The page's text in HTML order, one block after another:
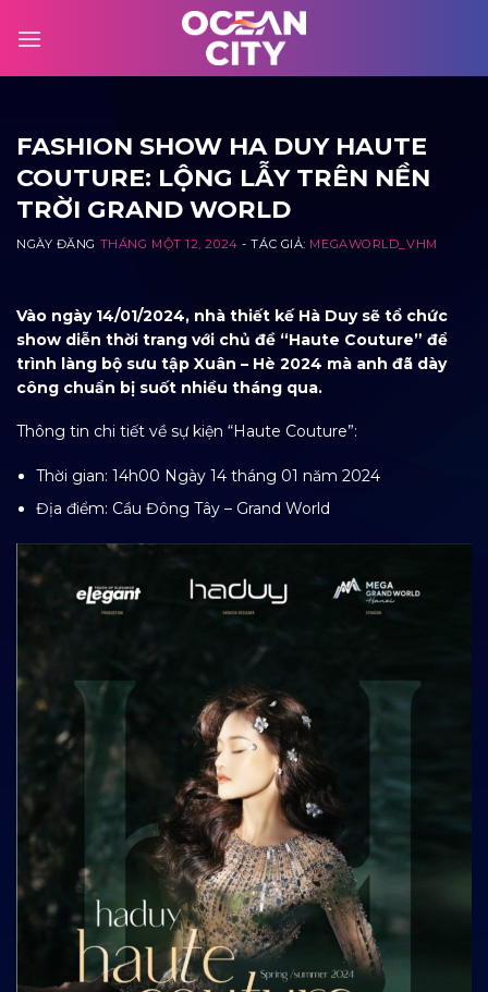
FASHION SHOW HA DUY HAUTE
COUTURE: LỘNG LẪY TRÊN NỀN
TRỜI GRAND WORLD
NGÀY ĐĂNG THÁNG MỘT 12, 2024 - TÁC GIẢ: MEGAWORLD_VHM
Vào ngày 14/01/2024, nhà thiết kế Hà Duy sẽ tổ chức
show diễn thời trang với chủ đề “Haute Couture” để
trình làng bộ sưu tập Xuân – Hè 2024 mà anh đã dày
công chuẩn bị suốt nhiều tháng qua.
Thông tin chi tiết về sự kiện “Haute Couture”:
Thời gian: 14h00 Ngày 14 tháng 01 năm 2024
Địa điểm: Cầu Đông Tây – Grand World